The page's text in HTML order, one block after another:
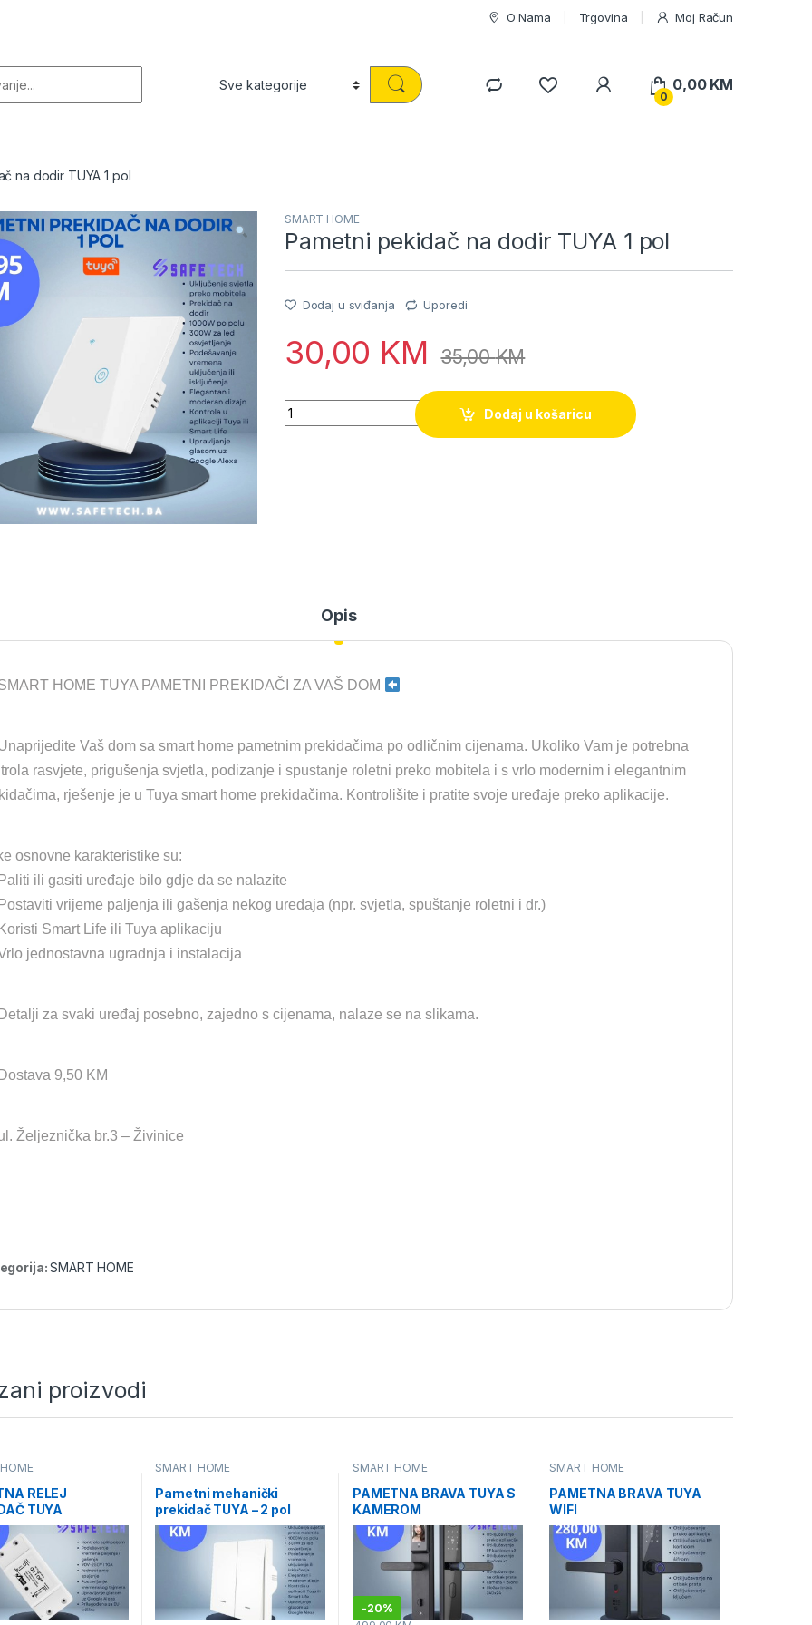
O Nama Trgovina Moj Račun
0
0,00 KM
na dodir TUYA 1 pol
SMART HOME
Pametni pekidač na dodir TUYA 1 pol
Dodaj u sviđanja Uporedi
30,00 KM 35,00KM
Quantity
Dodaj u košaricu
Opis
HOME TUYA PAMETNI PREKIDAČI ZA VAŠ DOM
Vaš dom sa smart home pametnim prekidačima po odličnim cijenama. Ukoliko Vam je potrebna
rasvjete, prigušenja svjetla, podizanje i spustanje roletni preko mobitela i s vrlo modernim i elegantnim
rješenje je u Tuya smart home prekidačima. Kontrolišite i pratite svoje uređaje preko aplikacije.
osnovne karakteristike su:
Paliti ili gasiti uređaje bilo gdje da se nalazite
Postaviti vrijeme paljenja ili gašenja nekog uređaja (npr. svjetla, spuštanje roletni i dr.)
Koristi Smart Life ili Tuya aplikaciju
jednostavna ugradnja i instalacija
Detalji za svaki uređaj posebno, zajedno s cijenama, nalaze se na slikama.
Dostava 9,50 KM
Željeznička br.3 – Živinice
SMART HOME
proizvodi
RELEJ
TUYA
SMART HOME
Pametni mehanički
prekidač TUYA – 2 pol
SMART HOME
PAMETNA BRAVA TUYA S
KAMEROM
-20%
SMART HOME
PAMETNA BRAVA TUYA
WIFI